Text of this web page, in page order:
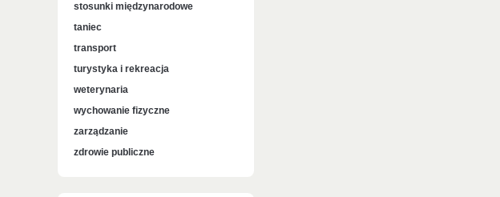
stosunki międzynarodowe
taniec
transport
turystyka i rekreacja
weterynaria
wychowanie fizyczne
zarządzanie
zdrowie publiczne